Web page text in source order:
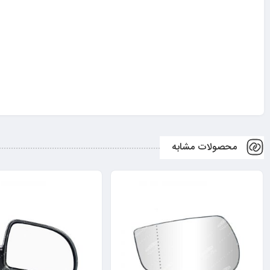
محصولات مشابه